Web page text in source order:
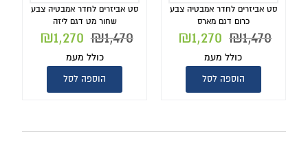
סט אביזרים לחדר אמבטיה צבע
כרום דגם מארס
₪1,470
₪1,270
כולל מעמ
הוספה לסל
סט אביזרים לחדר אמבטיה צבע
שחור מט דגם ליזה
₪1,470
₪1,270
כולל מעמ
הוספה לסל